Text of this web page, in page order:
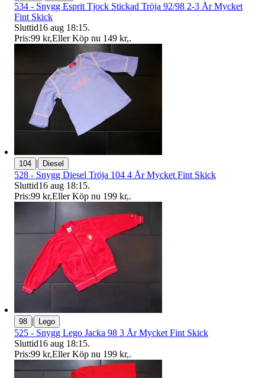
534 - Snygg Esprit Tjock Stickad Tröja 92/98 2-3 År Mycket
Fint Skick
Sluttid16 aug 18:15.
Pris:99 kr,Eller Köp nu 149 kr,.
104 | Diesel
528 - Snygg Diesel Tröja 104 4 År Mycket Fint Skick
Sluttid16 aug 18:15.
Pris:99 kr,Eller Köp nu 199 kr,.
98 | Lego
525 - Snygg Lego Jacka 98 3 År Mycket Fint Skick
Sluttid16 aug 18:15.
Pris:99 kr,Eller Köp nu 199 kr,.